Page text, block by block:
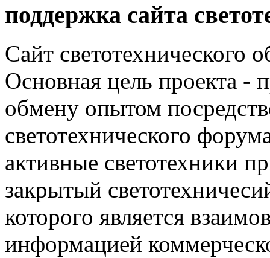
поддержка сайта
Сайт светотехнического
Основная цель проекта -
обмену опытом
светотехнического
активные светотехники
закрытый
которого является
информацией